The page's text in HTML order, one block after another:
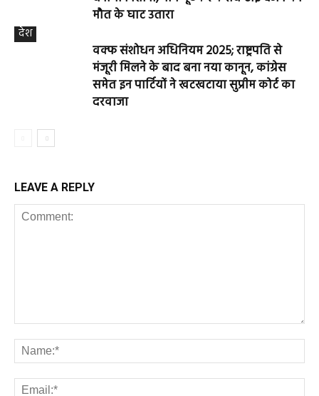
मौत के घाट उतारा
देश
वक्फ संशोधन अधिनियम 2025; राष्ट्रपति से
मंजूरी मिलने के बाद बना नया कानून, कांग्रेस
समेत इन पार्टियों ने खटखटाया सुप्रीम कोर्ट का
दरवाजा
LEAVE A REPLY